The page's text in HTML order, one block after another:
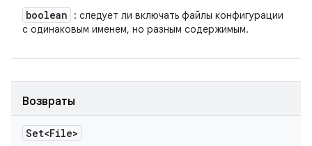
boolean
: следует ли включать файлы конфигурации
с одинаковым именем, но разным содержимым.
Возвраты
Set<File>